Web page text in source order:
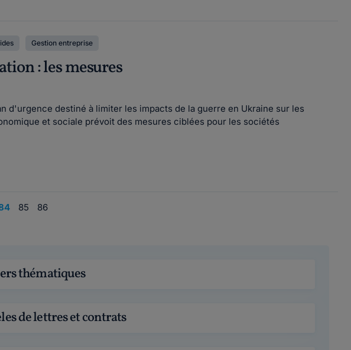
Gestion entreprise
: les mesures
d'urgence destiné à limiter les impacts de la guerre en Ukraine sur les
et sociale prévoit des mesures ciblées pour les sociétés
85 86
thématiques
de lettres et contrats